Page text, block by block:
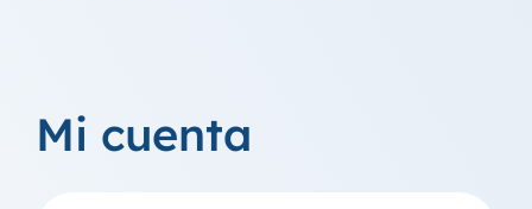
Mi cuenta